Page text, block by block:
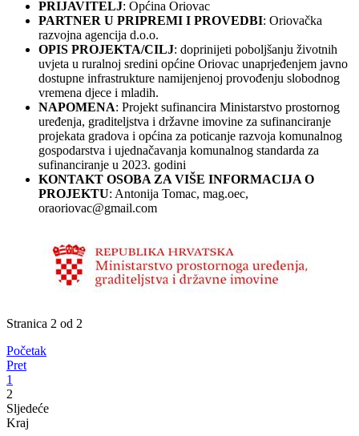
PRIJAVITELJ: Općina Oriovac
PARTNER U PRIPREMI I PROVEDBI: Oriovačka
razvojna agencija d.o.o.
OPIS PROJEKTA/CILJ: doprinijeti poboljšanju životnih
uvjeta u ruralnoj sredini općine Oriovac unaprjeđenjem javno
dostupne infrastrukture namijenjenoj provođenju slobodnog
vremena djece i mladih.
NAPOMENA: Projekt sufinancira Ministarstvo prostornog
uređenja, graditeljstva i državne imovine za sufinanciranje
projekata gradova i općina za poticanje razvoja komunalnog
gospodarstva i ujednačavanja komunalnog standarda za
sufinanciranje u 2023. godini
KONTAKT OSOBA ZA VIŠE INFORMACIJA O
PROJEKTU: Antonija Tomac, mag.oec,
oraoriovac@gmail.com
Stranica 2 od 2
Početak
Pret
1
2
Sljedeće
Kraj